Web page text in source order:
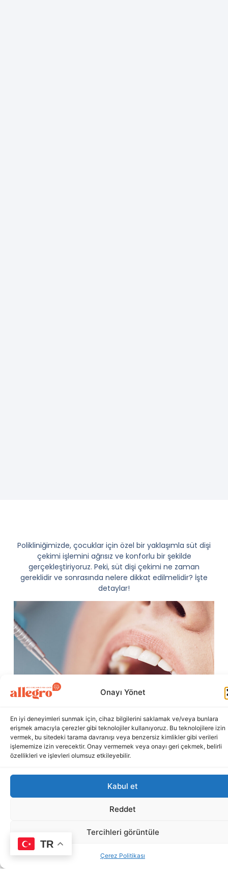
Onayı Yönet
En iyi deneyimleri sunmak için, cihaz bilgilerini saklamak ve/veya bunlara
erişmek amacıyla çerezler gibi teknolojiler kullanıyoruz. Bu teknolojilere izin
vermek, bu sitedeki tarama davranışı veya benzersiz kimlikler gibi verileri
işlememize izin verecektir. Onay vermemek veya onayı geri çekmek, belirli
özellikleri ve işlevleri olumsuz etkileyebilir.
Kabul et
Reddet
Tercihleri görüntüle
Çerez Politikası
Polikliniğimizde, çocuklar için özel bir yaklaşımla süt dişi
çekimi işlemini ağrısız ve konforlu bir şekilde
gerçekleştiriyoruz. Peki, süt dişi çekimi ne zaman
gereklidir ve sonrasında nelere dikkat edilmelidir? İşte
detaylar!
TR